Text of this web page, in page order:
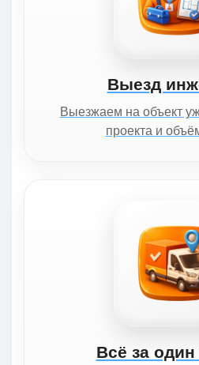
Выезд
Выезжаем на объект
проекта и
Всё за один